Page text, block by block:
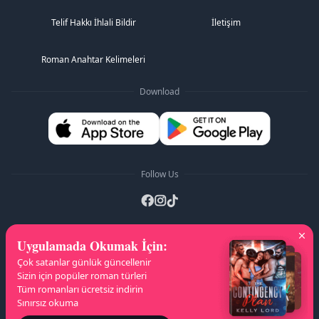
Telif Hakkı İhlali Bildir İletişim
Roman Anahtar Kelimeleri
Download
Follow Us
A-Z Listeleri: A B C D H I
J
K
L M N O P U V
X
Uygulamada Okumak İçin:
Çok satanlar günlük güncellenir
Sizin için popüler roman türleri
Tüm romanları ücretsiz indirin
Sınırsız okuma